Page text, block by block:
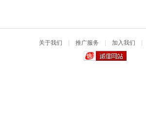
关于我们 推广服务 加入我们